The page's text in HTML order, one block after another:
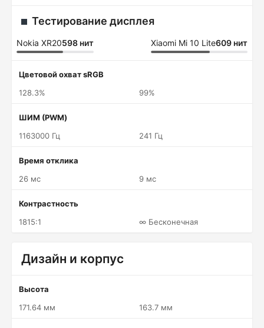
Тестирование дисплея
Nokia XR20598 нит Xiaomi Mi 10 Lite609 нит
Цветовой охват sRGB
128.3%
99%
ШИМ (PWM)
1163000 Гц
241 Гц
Время отклика
26 мс
9 мс
Контрастность
1815:1
∞ Бесконечная
Дизайн и корпус
Высота
171.64 мм
163.7 мм